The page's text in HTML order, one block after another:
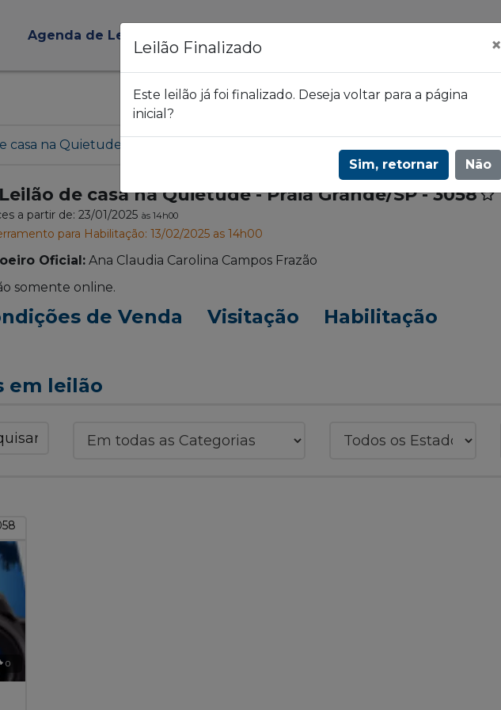
Agenda de Leilões
casa na Quietude - Praia Grande/SP - 3058
de casa na Quietude - Praia Grande/SP - 3058
a partir de: 23/01/2025 às 14h00
para Habilitação: 13/02/2025 as 14h00
Oficial: Ana Claudia Carolina Campos Frazão
somente online.
de Venda Visitação Habilitação
Leilão Finalizado ×
Este leilão já foi finalizado. Deseja voltar para a página
inicial?
Sim, retornar Não
em leilão
0